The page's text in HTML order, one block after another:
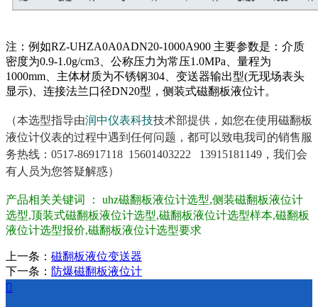
注：例如RZ-UHZA0A0ADN20-1000A900 主要参数是：介质
密度为0.9-1.0g/cm3、公称压力为常压1.0MPa、量程为
1000mm、主体材质为不锈钢304、变送器输出型(无现场表头
显示)、连接法兰口径DN20型，侧装式磁翻板液位计。
（本选型指导由润中仪表科技技术部提供，如您在使用磁翻板
液位计仪表的过程中遇到任何问题，都可以致电我司的销售服
务热线：0517-86917118 15601403222 13915181149，我们会
有人员为您答疑解惑）
产品相关关键词 ：
uhz磁翻板液位计选型,侧装磁翻板液位计
选型,顶装式磁翻板液位计选型,磁翻板液位计选型样本,磁翻板
液位计选型报价,磁翻板液位计选型要求
上一条： 磁翻板液位变送器
下一条： 防爆磁翻板液位计
